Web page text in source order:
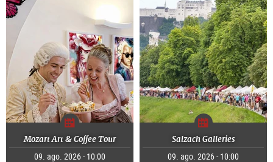
Mozart Art & Coffee Tour
09. ago. 2026 - 10:00
Salzach Galleries
09. ago. 2026 - 10:00